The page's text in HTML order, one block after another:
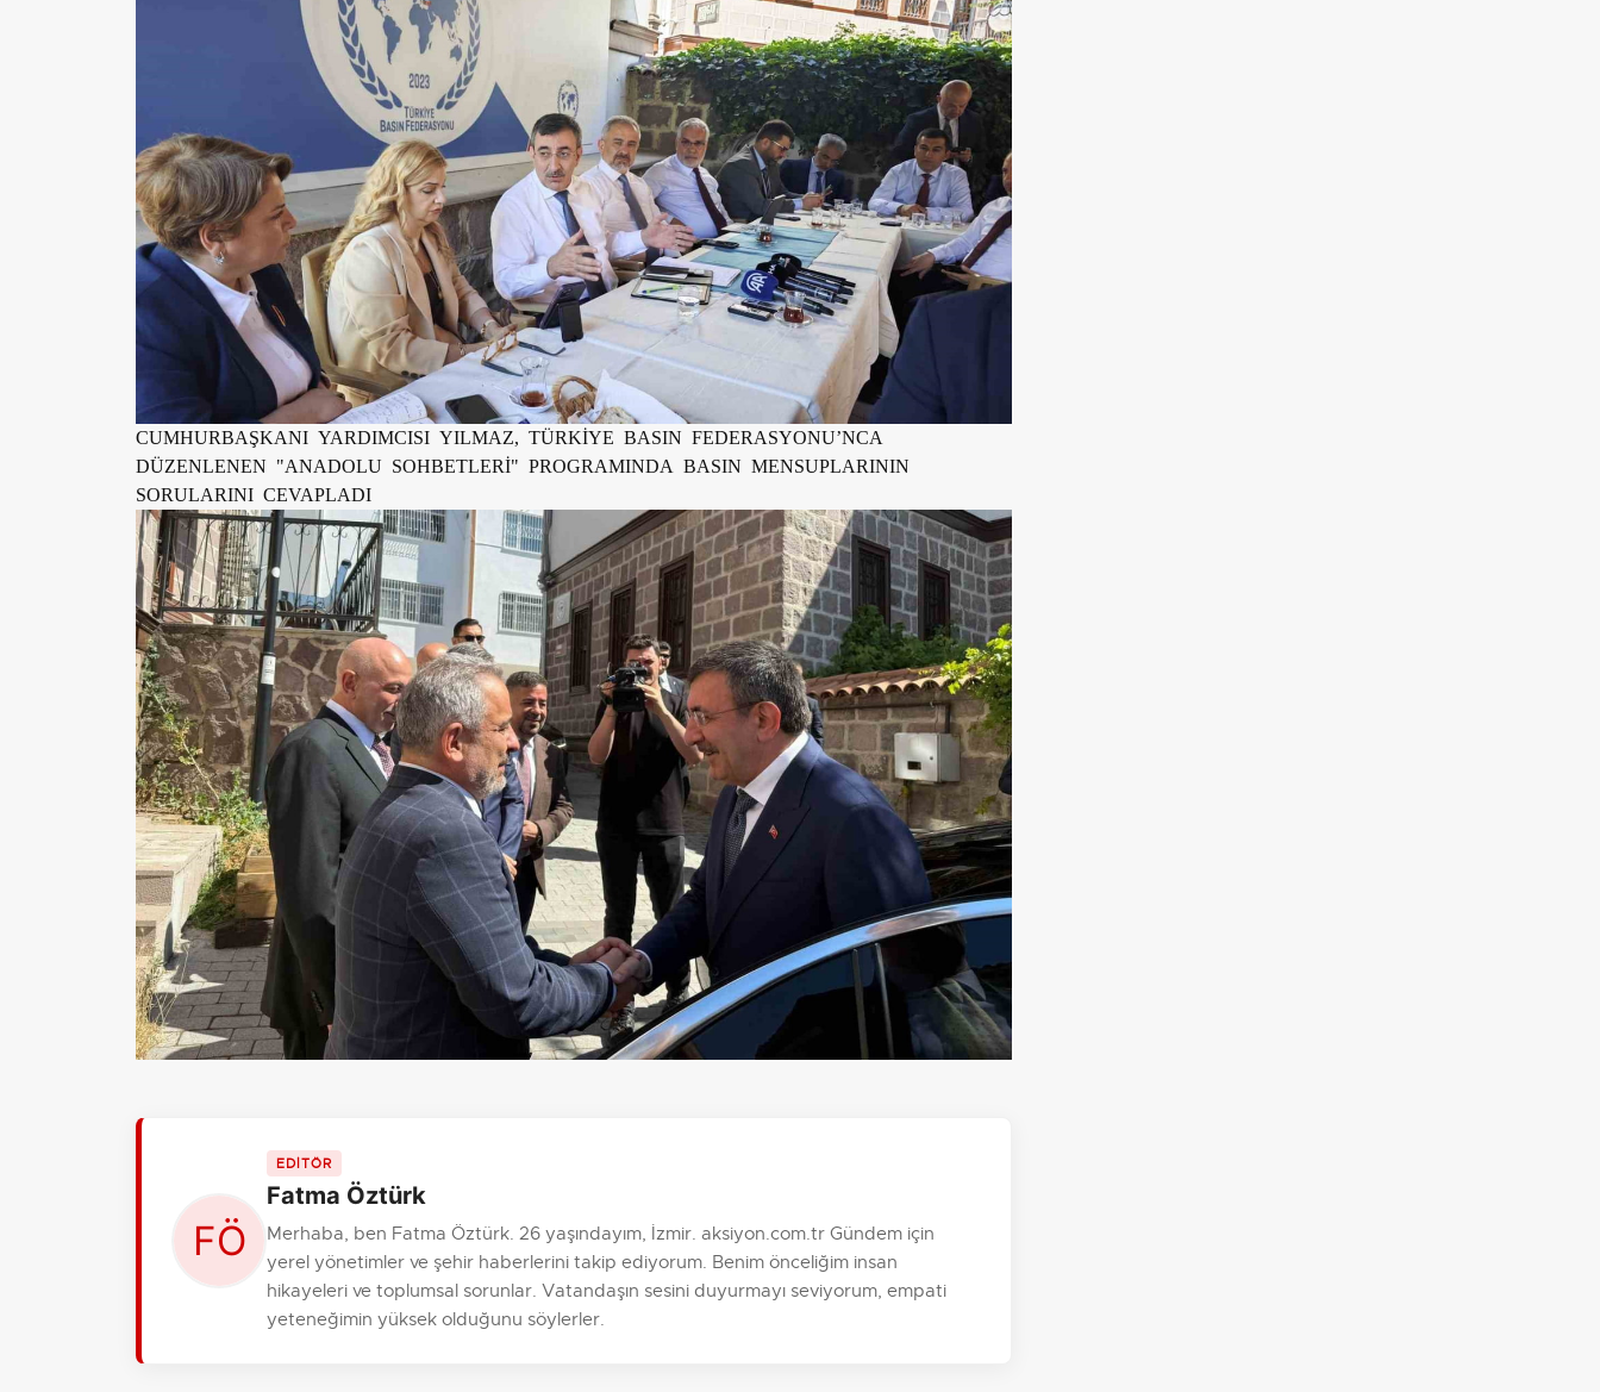
CUMHURBAŞKANI YARDIMCISI YILMAZ, TÜRKİYE BASIN FEDERASYONU’NCA
DÜZENLENEN "ANADOLU SOHBETLERİ" PROGRAMINDA BASIN MENSUPLARININ
SORULARINI CEVAPLADI
EDİTÖR
Fatma Öztürk
Merhaba, ben Fatma Öztürk. 26 yaşındayım, İzmir. aksiyon.com.tr Gündem için
yerel yönetimler ve şehir haberlerini takip ediyorum. Benim önceliğim insan
hikayeleri ve toplumsal sorunlar. Vatandaşın sesini duyurmayı seviyorum, empati
yeteneğimin yüksek olduğunu söylerler.